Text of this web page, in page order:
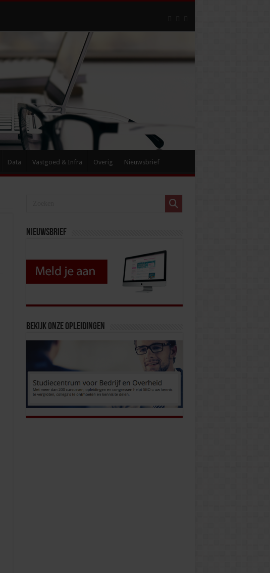
Data Vastgoed & Infra Overig Nieuwsbrief
Nieuwsbrief
Bekijk onze opleidingen